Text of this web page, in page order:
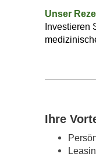
Unser
Investieren
Ihre